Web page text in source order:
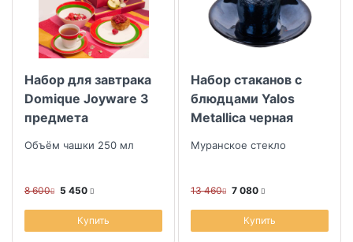
Сервизы и посуда для чая и кофе
Столовые приборы
Детская посуда и столовые приборы
Пасха
Коллекция
Скидка
Набор для завтрака
Domique Joyware 3
предмета
Объём чашки 250 мл
8 600 5 450
Купить
Набор стаканов с
блюдцами Yalos
Metallica черная
перламутр 2шт
Муранское стекло
13 460 7 080
Купить